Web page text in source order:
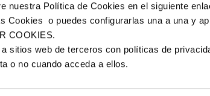
nuestra Política de Cookies en el siguiente
Cookies o puedes configurarlas una a una y
COOKIES.
sitios web de terceros con políticas de
o no cuando acceda a ellos.
que figura en esta web los derechos que le asisten y como